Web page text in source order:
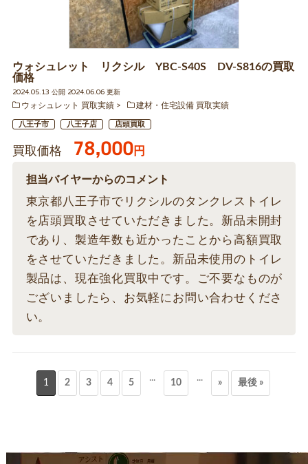
ウォシュレット リクシル YBC-S40S DV-S816の買取
価格
2024.05.13 公開 2024.06.06 更新
ウォシュレット 買取実績
建材・住宅設備 買取実績
八王子市 八王子店 店頭買取
買取価格 78,000円
担当バイヤーからのコメント
東京都八王子市でリクシルのタンクレストイレ
を店頭買取させていただきました。新品未開封
であり、製造年数も近かったことから高額買取
をさせていただきました。新品未使用のトイレ
製品は、現在強化買取中です。ご不要なものが
ございましたら、お気軽にお問い合わせくださ
い。
1 2 3 4 5 ... 10 ... » 最後 »